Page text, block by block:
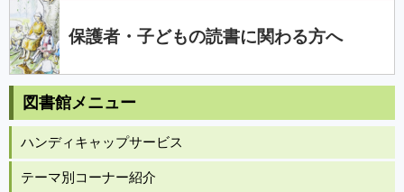
保護者・子どもの読書に関わる方へ
図書館メニュー
ハンディキャップサービス
テーマ別コーナー紹介